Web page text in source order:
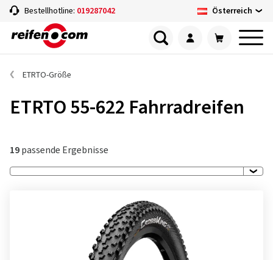
Bestellhotline: 019287042 Österreich
ETRTO-Größe
ETRTO 55-622 Fahrradreifen
19passende Ergebnisse